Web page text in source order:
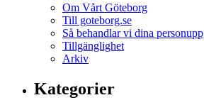
Om Vårt Göteborg
Till goteborg.se
Så behandlar vi dina
Tillgänglighet
Arkiv
Kategorier